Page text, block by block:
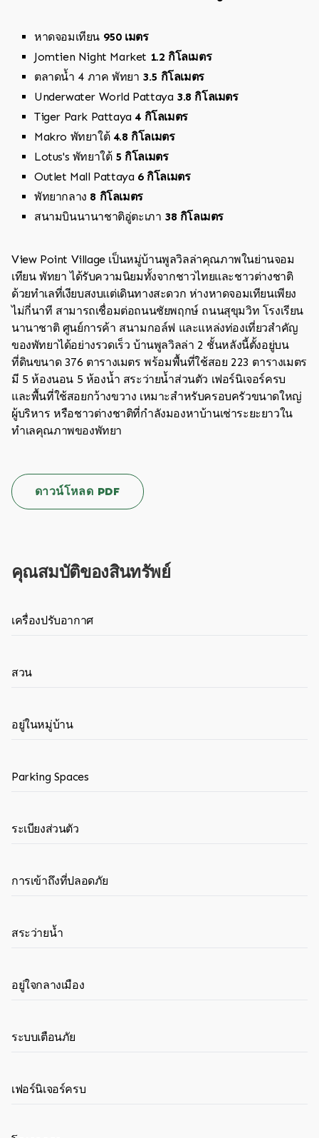
หาดจอมเทียน 950 เมตร
Jomtien Night Market 1.2 กิโลเมตร
ตลาดน้ำ 4 ภาค พัทยา 3.5 กิโลเมตร
Underwater World Pattaya 3.8 กิโลเมตร
Tiger Park Pattaya 4 กิโลเมตร
Makro พัทยาใต้ 4.8 กิโลเมตร
Lotus's พัทยาใต้ 5 กิโลเมตร
Outlet Mall Pattaya 6 กิโลเมตร
พัทยากลาง 8 กิโลเมตร
สนามบินนานาชาติอู่ตะเภา 38 กิโลเมตร
View Point Village เป็นหมู่บ้านพูลวิลล่าคุณภาพในย่านจอม
เทียน พัทยา ได้รับความนิยมทั้งจากชาวไทยและชาวต่างชาติ
ด้วยทำเลที่เงียบสงบแต่เดินทางสะดวก ห่างหาดจอมเทียนเพียง
ไม่กี่นาที สามารถเชื่อมต่อถนนชัยพฤกษ์ ถนนสุขุมวิท โรงเรียน
นานาชาติ ศูนย์การค้า สนามกอล์ฟ และแหล่งท่องเที่ยวสำคัญ
ของพัทยาได้อย่างรวดเร็ว บ้านพูลวิลล่า 2 ชั้นหลังนี้ตั้งอยู่บน
ที่ดินขนาด 376 ตารางเมตร พร้อมพื้นที่ใช้สอย 223 ตารางเมตร
มี 5 ห้องนอน 5 ห้องน้ำ สระว่ายน้ำส่วนตัว เฟอร์นิเจอร์ครบ
และพื้นที่ใช้สอยกว้างขวาง เหมาะสำหรับครอบครัวขนาดใหญ่
ผู้บริหาร หรือชาวต่างชาติที่กำลังมองหาบ้านเช่าระยะยาวใน
ทำเลคุณภาพของพัทยา
ดาวน์โหลด PDF
คุณสมบัติของสินทรัพย์
เครื่องปรับอากาศ
สวน
อยู่ในหมู่บ้าน
Parking Spaces
ระเบียงส่วนตัว
การเข้าถึงที่ปลอดภัย
สระว่ายน้ำ
อยู่ใจกลางเมือง
ระบบเตือนภัย
เฟอร์นิเจอร์ครบ